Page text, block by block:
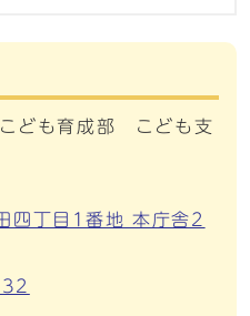
ども育成部 こども支
丁目1番地 本庁舎2